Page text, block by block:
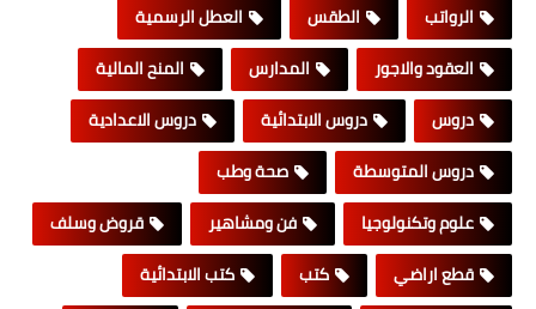
الرواتب
الطقس
العطل الرسمية
العقود والاجور
المدارس
المنح المالية
دروس
دروس الابتدائية
دروس الاعدادية
دروس المتوسطة
صحة وطب
علوم وتكنولوجيا
فن ومشاهير
قروض وسلف
قطع اراضي
كتب
كتب الابتدائية